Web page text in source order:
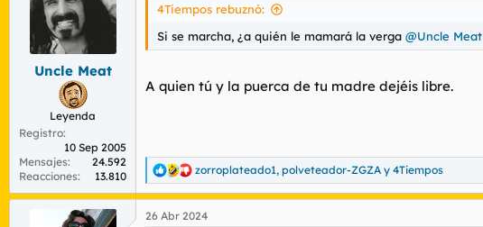
e
Uncle Meat
Leyenda
Registro
10 Sep 2005
Mensajes
24.592
Reacciones
13.810
4Tiempos rebuznó:
Si se marcha, ¿a quién le mamará la verga @Uncle Meat
A quien tú y la puerca de tu madre dejéis libre.
R
e
a
c
zorroplateado1, polveteador-ZGZA y 4Tiempos
26 Abr 2024